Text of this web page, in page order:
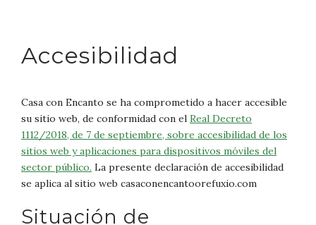
Accesibilidad
Casa con Encanto se ha comprometido a hacer accesible
su sitio web, de conformidad con el Real Decreto
1112/2018, de 7 de septiembre, sobre accesibilidad de los
sitios web y aplicaciones para dispositivos móviles del
sector público. La presente declaración de accesibilidad
se aplica al sitio web casaconencantoorefuxio.com
Situación de